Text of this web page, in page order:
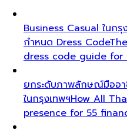
Business Casual ในก
กำหนด Dress Code
dress code guide for
ยกระดับภาพลักษณ์มืออา
ในกรุงเทพฯHow All
presence for 55